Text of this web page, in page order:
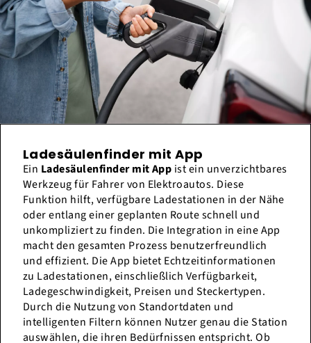
Ladesäulenfinder mit App
Ein Ladesäulenfinder mit App ist ein unverzichtbares
Werkzeug für Fahrer von Elektroautos. Diese
Funktion hilft, verfügbare Ladestationen in der Nähe
oder entlang einer geplanten Route schnell und
unkompliziert zu finden. Die Integration in eine App
macht den gesamten Prozess benutzerfreundlich
und effizient. Die App bietet Echtzeitinformationen
zu Ladestationen, einschließlich Verfügbarkeit,
Ladegeschwindigkeit, Preisen und Steckertypen.
Durch die Nutzung von Standortdaten und
intelligenten Filtern können Nutzer genau die Station
auswählen, die ihren Bedürfnissen entspricht. Ob